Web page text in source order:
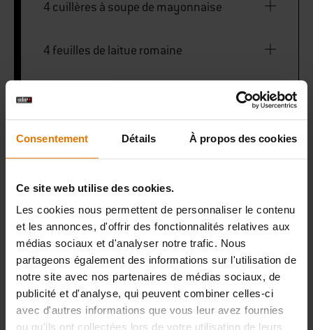
Consentement Détails À propos des cookies
Ce site web utilise des cookies.
Les cookies nous permettent de personnaliser le contenu
et les annonces, d'offrir des fonctionnalités relatives aux
médias sociaux et d'analyser notre trafic. Nous
partageons également des informations sur l'utilisation de
notre site avec nos partenaires de médias sociaux, de
publicité et d'analyse, qui peuvent combiner celles-ci
avec d'autres informations que vous leur avez fournies
ou qu'ils ont collectées lors de votre utilisation de leurs
4 cuillères à soupe de mayonnaise
4 feuilles de laitue romaine
2 petits avocats mûrs, coupés en fines
Presse à hamburger
PRINT THIS LIST